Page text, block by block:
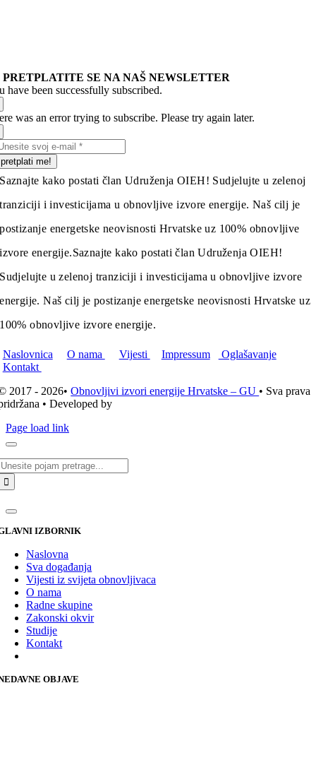
PRETPLATITE SE NA NAŠ NEWSLETTER
have been successfully subscribed.
was an error trying to subscribe. Please try again later.
pretplati me!
Saznajte kako postati član Udruženja OIEH! Sudjelujte u zelenoj
tranziciji i investicijama u obnovljive izvore energije. Naš cilj je
postizanje energetske neovisnosti Hrvatske uz 100% obnovljive
izvore energije.Saznajte kako postati član Udruženja OIEH!
Sudjelujte u zelenoj tranziciji i investicijama u obnovljive izvore
energije. Naš cilj je postizanje energetske neovisnosti Hrvatske uz
100% obnovljive izvore energije.
Naslovnica O nama Vijesti Impressum
Oglašavanje
Kontakt
2017 - 2026•Obnovljivi izvori energije Hrvatske – GU • Sva prava
• Developed by
Page load link
IZBORNIK
Naslovna
Sva događanja
Vijesti iz svijeta obnovljivaca
O nama
Radne skupine
Zakonski okvir
Studije
Kontakt
OBJAVE